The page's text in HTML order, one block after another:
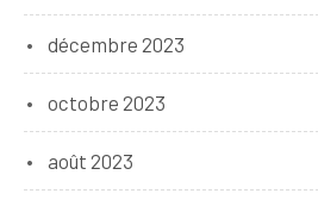
décembre 2023
octobre 2023
août 2023